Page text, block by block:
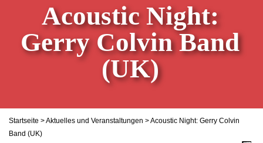
Acoustic Night:
Gerry Colvin Band
(UK)
Startseite >Aktuelles und Veranstaltungen > Acoustic Night: Gerry Colvin
Band (UK)